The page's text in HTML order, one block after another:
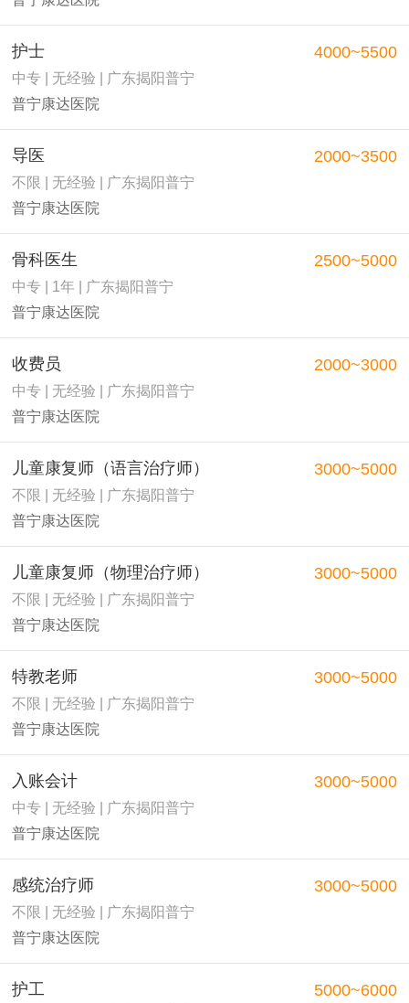
护士
中专 | 无经验 | 广东揭阳普宁
普宁康达医院
4000~5500
导医
不限 | 无经验 | 广东揭阳普宁
普宁康达医院
2000~3500
骨科医生
中专 | 1年 | 广东揭阳普宁
普宁康达医院
2500~5000
收费员
中专 | 无经验 | 广东揭阳普宁
普宁康达医院
2000~3000
儿童康复师（语言治疗师）
不限 | 无经验 | 广东揭阳普宁
普宁康达医院
3000~5000
儿童康复师（物理治疗师）
不限 | 无经验 | 广东揭阳普宁
普宁康达医院
3000~5000
特教老师
不限 | 无经验 | 广东揭阳普宁
普宁康达医院
3000~5000
入账会计
中专 | 无经验 | 广东揭阳普宁
普宁康达医院
3000~5000
感统治疗师
不限 | 无经验 | 广东揭阳普宁
普宁康达医院
3000~5000
护工 5000~6000